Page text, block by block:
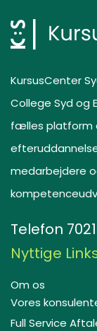
KursusCenter
College Syd og
fælles platform
medarbejdere
Telefon
Nyttige
Om os
Vores
Full Service